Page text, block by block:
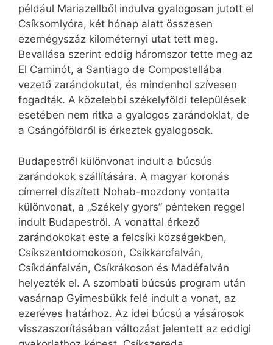
például Mariazellből indulva gyalogosan jutott el
Csíksomlyóra, két hónap alatt összesen
ezernégyszáz kilométernyi utat tett meg.
Bevallása szerint eddig háromszor tette meg az
El Caminót, a Santiago de Compostellába
vezető zarándokutat, és mindenhol szívesen
fogadták. A közelebbi székelyföldi települések
esetében nem ritka a gyalogos zarándoklat, de
a Csángóföldről is érkeztek gyalogosok.
Budapestről különvonat indult a búcsús
zarándokok szállítására. A magyar koronás
címerrel díszített Nohab-mozdony vontatta
különvonat, a „Székely gyors” pénteken reggel
indult Budapestről. A vonattal érkező
zarándokokat este a felcsíki községekben,
Csíkszentdomokoson, Csíkkarcfalván,
Csíkdánfalván, Csíkrákoson és Madéfalván
helyezték el. A szombati búcsús program után
vasárnap Gyimesbükk felé indult a vonat, az
ezeréves határhoz. Az idei búcsú a vásárosok
visszaszorításában változást jelentett az eddigi